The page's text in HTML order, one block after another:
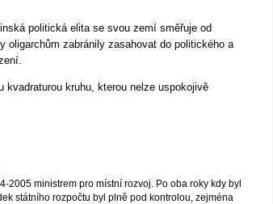
politická elita se svou zemí směřuje od
zabránily zasahovat do politického a
kvadraturou kruhu, kterou nelze uspokojivě
ministrem pro místní rozvoj. Po oba roky kdy byl
státního rozpočtu byl plně pod kontrolou, zejména